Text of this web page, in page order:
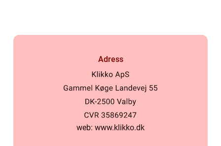
Adress
web: www.klikko.dk